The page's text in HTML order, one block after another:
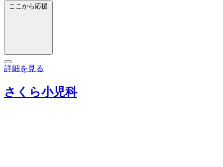
ここから応援
詳細を見る
さくら小児科